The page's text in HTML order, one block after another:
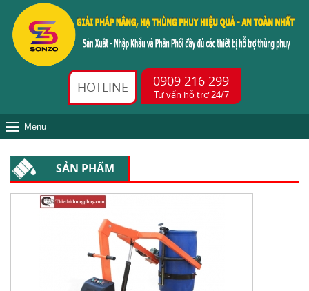
HOTLINE 0909 216 299
Tư vấn hỗ trợ 24/7
Menu
SẢN PHẨM